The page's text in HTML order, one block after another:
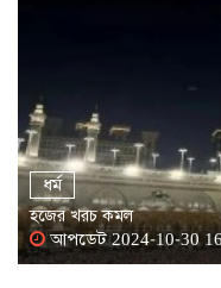
ধর্ম
হজের খরচ কমল
আপডেট 2024-10-30